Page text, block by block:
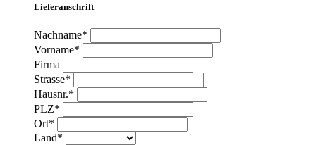
Lieferanschrift
Nachname*
Vorname*
Firma
Strasse*
Hausnr.*
PLZ*
Ort*
Land*